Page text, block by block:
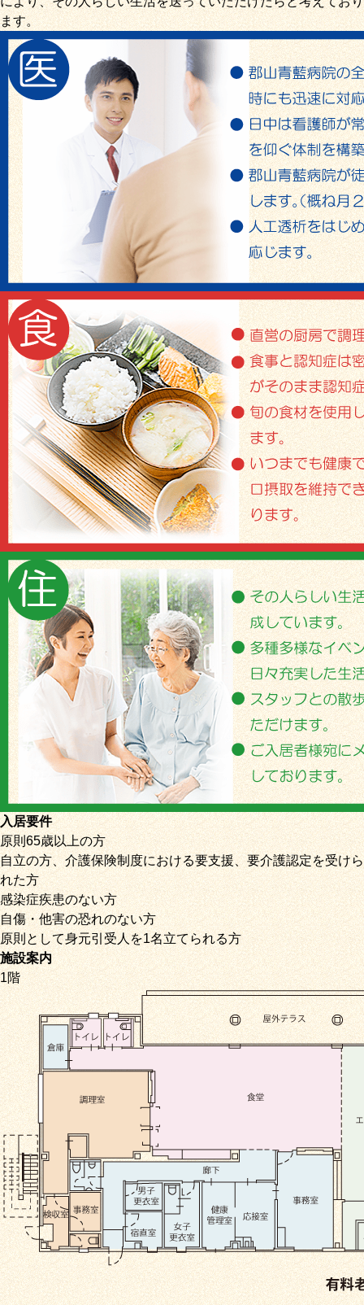
ます。
入居要件
原則65歳以上の方
自立の方、介護保険制度における要支援、要介護認定を受けら
れた方
感染症疾患のない方
自傷・他害の恐れのない方
原則として身元引受人を1名立てられる方
施設案内
1階